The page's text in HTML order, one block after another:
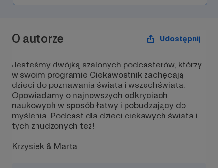
O autorze Udostępnij
Jesteśmy dwójką szalonych podcasterów, którzy
w swoim programie Ciekawostnik zachęcają
dzieci do poznawania świata i wszechświata.
Opowiadamy o najnowszych odkryciach
naukowych w sposób łatwy i pobudzający do
myślenia. Podcast dla dzieci ciekawych świata i
tych znudzonych też!
Krzysiek & Marta